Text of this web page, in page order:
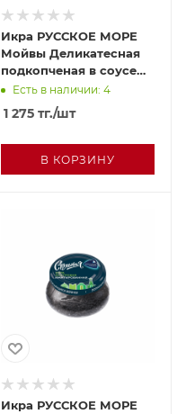
Икра РУССКОЕ МОРЕ
Мойвы Деликатесная
подкопченая в соусе
165гЕсть в наличии: 4
1 275 тг./шт
В КОРЗИНУ
Икра РУССКОЕ МОРЕ